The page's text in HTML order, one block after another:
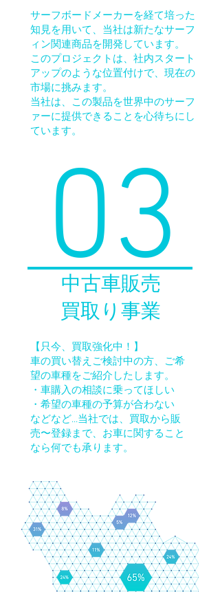
サーフボードメーカーを経て培った
知見を用いて、当社は新たなサーフ
ィン関連商品を開発しています。
このプロジェクトは、社内スタート
アップのような位置付けで、現在の
市場に挑みます。
​当社は、この製品を世界中のサーフ
ァーに提供できることを心待ちにし
ています。
03
中古車販売
​買取り事業
【只今、買取強化中！】
車の買い替えご検討中の方、ご希
望の車種をご紹介したします。
・車購入の相談に乗ってほしい
・希望の車種の予算が合わない
などなど...当社では、買取から販
売〜登録まで、お車に関すること
なら何でも承ります。